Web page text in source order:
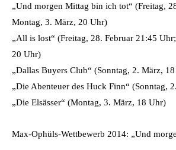
„Und morgen Mittag bin ich tot“ (Freitag,
Montag, 3. März, 20 Uhr)
„All is lost“ (Freitag, 28. Februar 21:45
20 Uhr)
„Dallas Buyers Club“ (Sonntag, 2. März,
„Die Abenteuer des Huck Finn“ (Sonntag,
„Die Elsässer“ (Montag, 3. März, 18 Uhr)
Max-Ophüls-Wettbewerb 2014: „Und